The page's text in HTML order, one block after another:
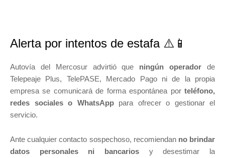
Alerta por intentos de estafa ⚠️📱
Autovía del Mercosur advirtió que ningún operador de
Telepeaje Plus, TelePASE, Mercado Pago ni de la propia
empresa se comunicará de forma espontánea por teléfono,
redes sociales o WhatsApppara ofrecer o gestionar el
servicio.
Ante cualquier contacto sospechoso, recomiendan no brindar
datos personales ni bancarios y desestimar la